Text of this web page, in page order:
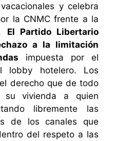
y celebra
la CNMC frente a la
El Partido Libertario
a la limitación
impuesta por el
lobby hotelero. Los
derecho que de todo
su vivienda a quien
libremente las
de los canales que
del respeto a las